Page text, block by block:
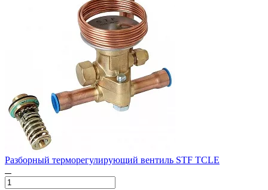
Разборный терморегулирующий вентиль STF TCLE